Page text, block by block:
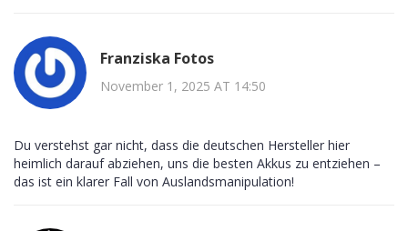
Franziska Fotos
November 1, 2025 AT 14:50
Du verstehst gar nicht, dass die deutschen Hersteller hier
heimlich darauf abziehen, uns die besten Akkus zu entziehen –
das ist ein klarer Fall von Auslandsmanipulation!